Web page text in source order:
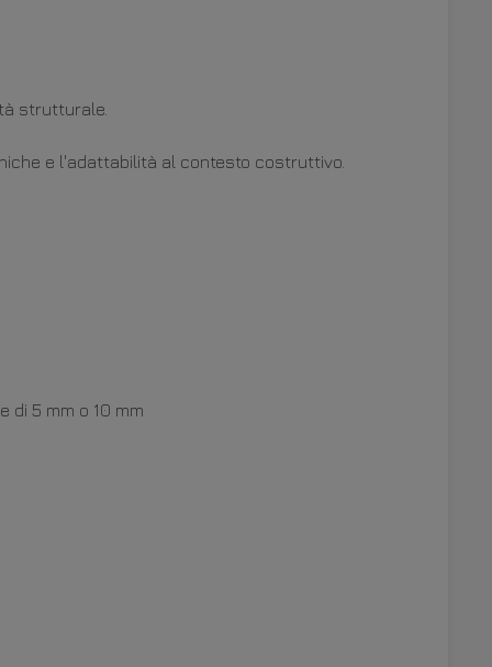
strutturale.
e l'adattabilità al contesto costruttivo.
di 5 mm o 10 mm